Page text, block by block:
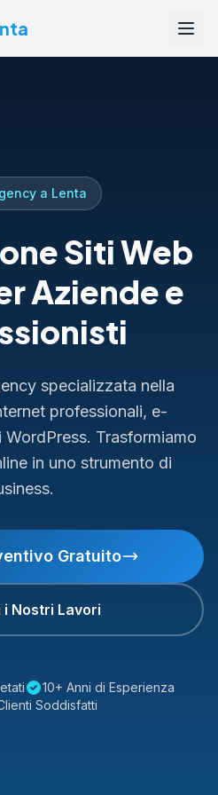
a Lenta
Siti Web
Aziende e
specializzata nella
professionali, e-
Trasformiamo
in uno strumento di
Gratuito
i Nostri Lavori
10+ Anni di Esperienza
Soddisfatti